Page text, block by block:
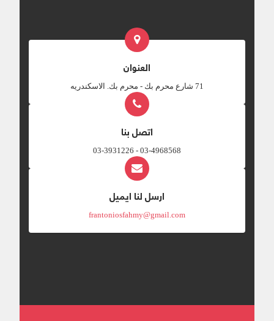
العنوان
‎71 شارع محرم بك - محرم بك. الاسكندريه
اتصل بنا
03-4968568 - 03-3931226
ارسل لنا ايميل
frantoniosfahmy@gmail.com